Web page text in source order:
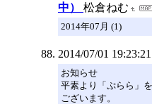
中） 松倉ねむ
2014年07月 (1)
2014/07/01 19:23:21
お知らせ
平素より「ぷらら」
ございます。